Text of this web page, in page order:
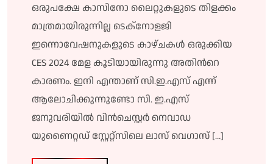
ഒരുപക്ഷേ കാസിനോ ലൈറ്റുകളുടെ തിളക്കം
മാത്രമായിരുന്നില്ല ടെക്നോളജി
ഇന്നൊവേഷനുകളുടെ കാഴ്ചകൾ ഒരുക്കിയ
CES 2024 മേള കൂടിയായിരുന്നു അതിൻറെ
കാരണം. ഇനി എന്താണ് സി.ഇ.എസ് എന്ന്
ആലോചിക്കുന്നുണ്ടോ സി. ഇ.എസ്
ജനുവരിയിൽ വിൻചെസ്റ്റർ നെവാഡ
യുണൈറ്റഡ് സ്റ്റേറ്റ്സിലെ ലാസ് വെഗാസ് […]